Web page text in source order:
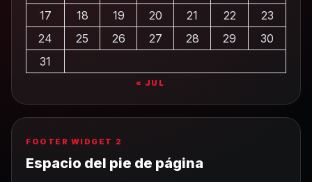
17
18 19 20 21 22
23
24
25 26 27 28 29
30
31
« JUL
FOOTER WIDGET 2
Espacio del pie de página